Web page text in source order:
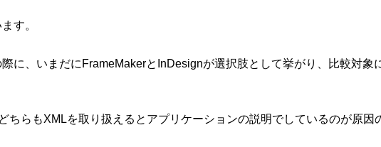
す。
に、いまだにFrameMakerとInDesignが選択肢として挙がり、比較対象
ちらもXMLを取り扱えるとアプリケーションの説明でしているのが原因